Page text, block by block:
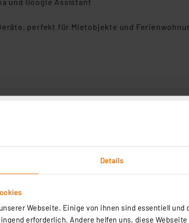
Details
Webseite. Einige von ihnen sind essentiell und
erforderlich. Andere helfen uns, diese
perfekt für Mietobjekte und
Google Assistant
, IT- und Datensicherheit vom VDE zertifiziert
Home Access Point, anthrazit, HmIP-HAP-A